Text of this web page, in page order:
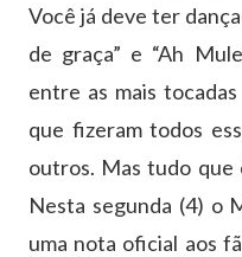
Você já deve ter
de graça” e “Ah
entre as mais
que fizeram todos
outros. Mas tudo que
Nesta segunda (4) o
uma nota oficial aos